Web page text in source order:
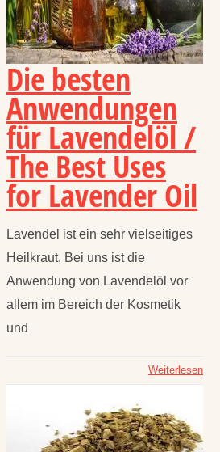
Die besten
Anwendungen
für Lavendelöl /
The Best Uses
for Lavender Oil
Lavendel ist ein sehr vielseitiges
Heilkraut. Bei uns ist die
Anwendung von Lavendelöl vor
allem im Bereich der Kosmetik
und
Weiterlesen